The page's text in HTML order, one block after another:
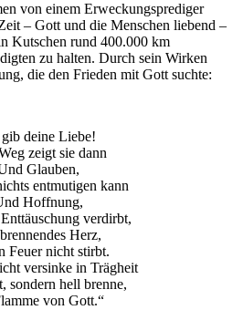
von einem Erweckungsprediger
– Gott und die Menschen liebend –
Kutschen rund 400.000 km
zu halten. Durch sein Wirken
die den Frieden mit Gott suchte:
gib deine Liebe!
zeigt sie dann
Glauben,
entmutigen kann
Hoffnung,
verdirbt,
Herz,
Feuer nicht stirbt.
versinke in Trägheit
sondern hell brenne,
von Gott.“